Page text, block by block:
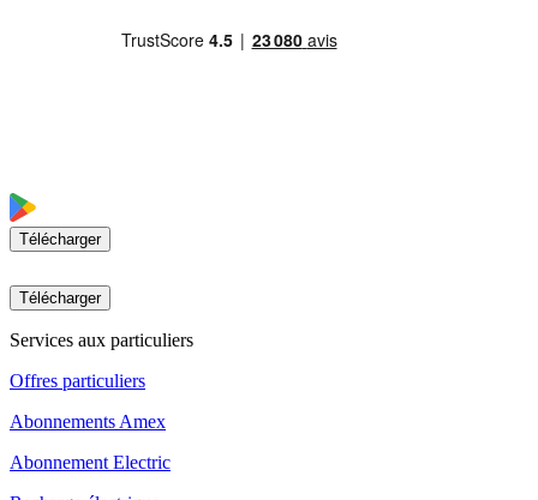
Télécharger
Télécharger
Services aux particuliers
Offres particuliers
Abonnements Amex
Abonnement Electric